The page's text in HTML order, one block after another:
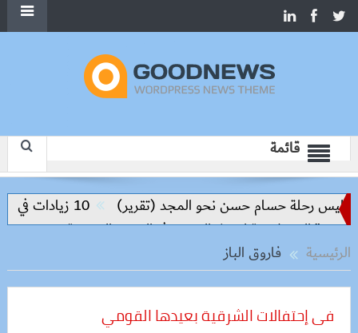
قائمة
رحلة حسام حسن نحو المجد (تقرير)
10 زيادات في 10 سنوات.. هل حان الوقت لرفع دعم البنزين نهائيا؟
الرئيسية
فاروق الباز
فى إحتفالات الشرقية بعيدها القومي